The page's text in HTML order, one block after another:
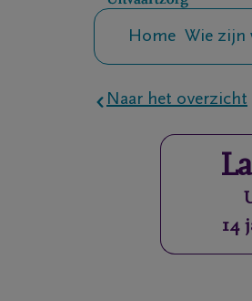
Home Wie zijn
Naar het overzicht
14